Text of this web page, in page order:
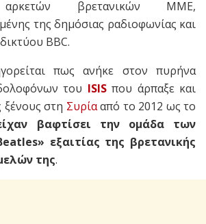
αρκετών βρετανικών ΜΜΕ,
της δημόσιας ραδιοφωνίας και
BBC.
πως ανήκε στον πυρήνα
του ISISπου άρπαξε και
ξένους στη Συρίααπό το 2012 ως το
βαφτίσει την ομάδα των
εξαιτίας της βρετανικής
της.